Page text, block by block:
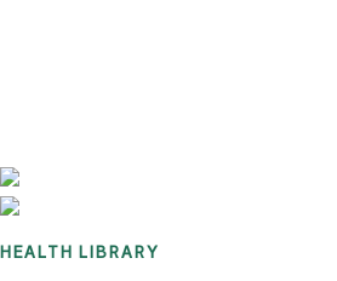
HEALTH LIBRARY